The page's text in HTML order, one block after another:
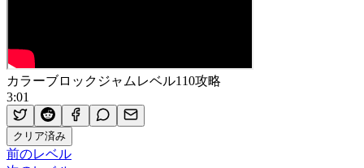
カラーブロックジャムレベル110攻略
3:01
クリア済み
前のレベル